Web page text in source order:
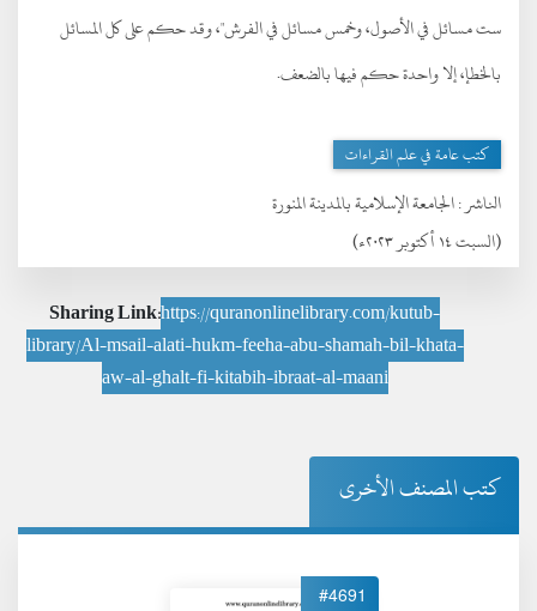
(السبت ١٤ أكتوبر ٢٠٢٣ء)
الناشر :الجامعة الإسلامية بالمدينة المنورة
ست مسائل في الأصول، وخمس مسائل في الفرش"، وقد حكم على كل المسائل
بالخطإ، إلا واحدة حكم فيها بالضعف.
كتب عامة في علم القراءات
Sharing Link:https://quranonlinelibrary.com/kutub-
library/Al-msail-alati-hukm-feeha-abu-shamah-bil-khata-
aw-al-ghalt-fi-kitabih-ibraat-al-maani
كتب المصنف الأخرى
#4691